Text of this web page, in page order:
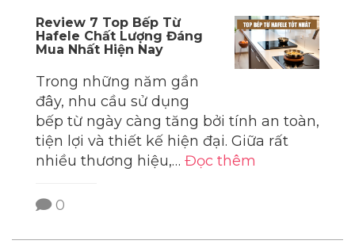
Review 7 Top Bếp Từ
Hafele Chất Lượng Đáng
Mua Nhất Hiện Nay
Trong những năm gần
đây, nhu cầu sử dụng
bếp từ ngày càng tăng bởi tính an toàn,
tiện lợi và thiết kế hiện đại. Giữa rất
nhiều thương hiệu,… Đọc thêm
0